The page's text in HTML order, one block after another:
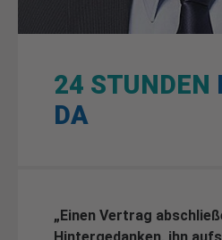
24 STUNDEN
DA
„Einen Vertrag